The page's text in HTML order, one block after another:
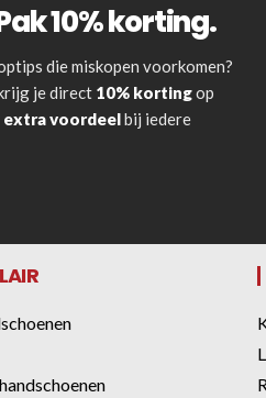
en pads
10% korting.
die miskopen voorkomen?
je direct 10% kortingop
extra voordeelbij iedere